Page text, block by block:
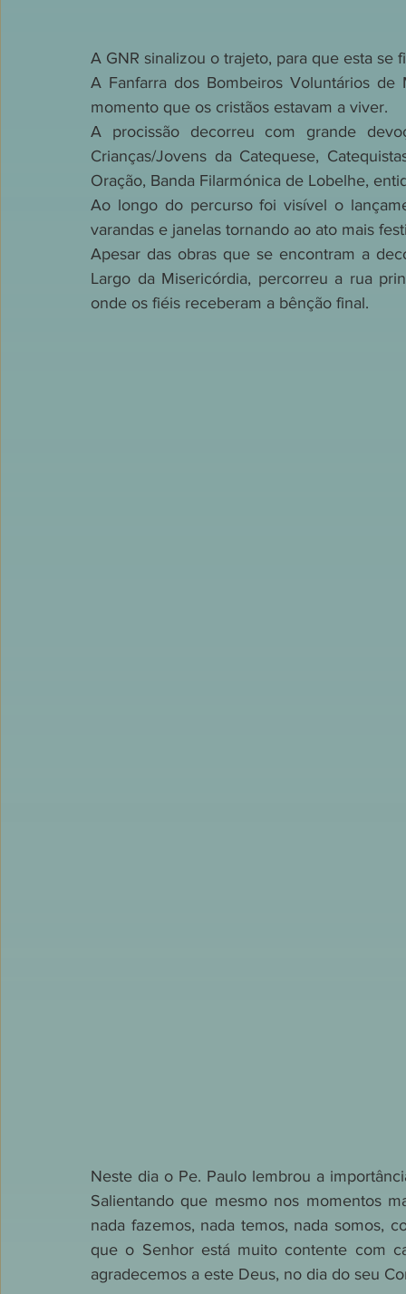
A GNR sinalizou o trajeto, para que esta se
A Fanfarra dos Bombeiros Voluntários
momento que os cristãos estavam a viver.
A procissão decorreu com grande
Crianças/Jovens da Catequese,
Oração, Banda Filarmónica de Lobelhe,
Ao longo do percurso foi visível o
varandas e janelas tornando ao ato mais
Apesar das obras que se encontram a
Largo da Misericórdia, percorreu a rua
onde os fiéis receberam a bênção final.
Neste dia o Pe. Paulo lembrou a
Salientando que mesmo nos momentos
nada fazemos, nada temos, nada somos,
que o Senhor está muito contente com
agradecemos a este Deus, no dia do seu